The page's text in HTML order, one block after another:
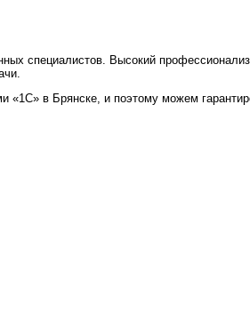
специалистов. Высокий
в Брянске, и поэтому можем